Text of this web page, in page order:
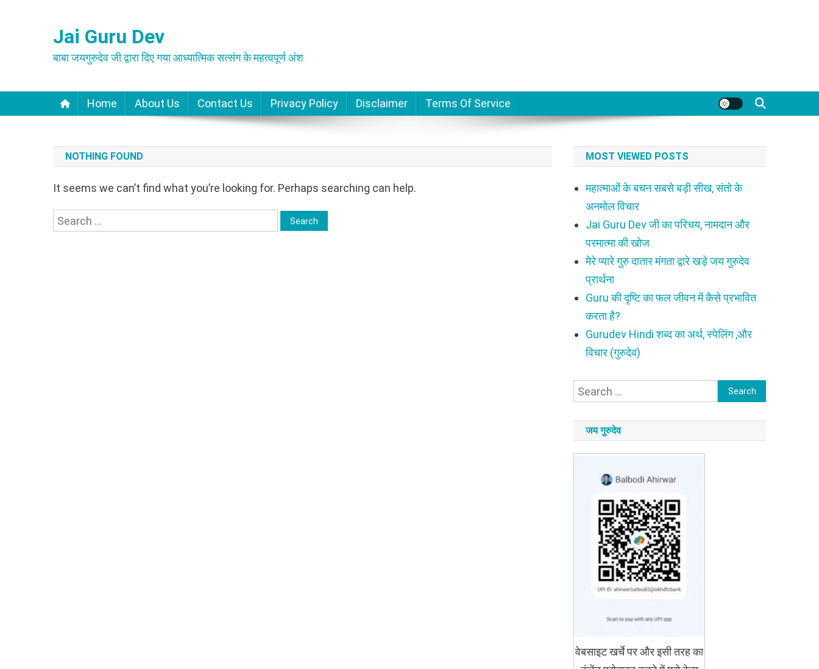
Jai Guru Dev
बाबा जयगुरुदेव जी द्वारा दिए गया आध्यात्मिक सत्संग के महत्वपूर्ण अंश
Home About Us Contact Us Privacy Policy Disclaimer Terms Of Service
NOTHING FOUND
It seems we can’t find what you’re looking for. Perhaps searching can help.
Search
MOST VIEWED POSTS
महात्माओं के बचन सबसे बड़ी सीख, संतो के
अनमोल विचार
Jai Guru Dev जी का परिचय, नामदान और
परमात्मा की खोज
मेरे प्यारे गुरु दातार मंगता द्वारे खड़े जय गुरुदेव
प्रार्थना
Guru की दृष्टि का फल जीवन में कैसे प्रभावित
करता है?
Gurudev Hindi शब्द का अर्थ, स्पेलिंग ,और
विचार (गुरुदेव)
Search
जय गुरुदेव
वेबसाइट खर्चे पर और इसी तरह का